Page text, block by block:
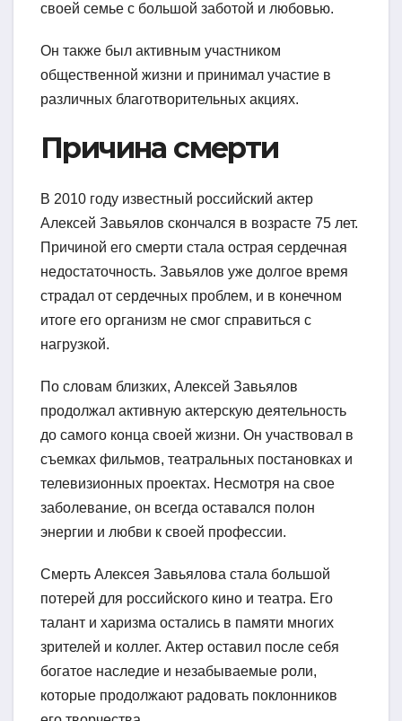
своей семье с большой заботой и любовью.
Он также был активным участником
общественной жизни и принимал участие в
различных благотворительных акциях.
Причина смерти
В 2010 году известный российский актер
Алексей Завьялов скончался в возрасте 75 лет.
Причиной его смерти стала острая сердечная
недостаточность. Завьялов уже долгое время
страдал от сердечных проблем, и в конечном
итоге его организм не смог справиться с
нагрузкой.
По словам близких, Алексей Завьялов
продолжал активную актерскую деятельность
до самого конца своей жизни. Он участвовал в
съемках фильмов, театральных постановках и
телевизионных проектах. Несмотря на свое
заболевание, он всегда оставался полон
энергии и любви к своей профессии.
Смерть Алексея Завьялова стала большой
потерей для российского кино и театра. Его
талант и харизма остались в памяти многих
зрителей и коллег. Актер оставил после себя
богатое наследие и незабываемые роли,
которые продолжают радовать поклонников